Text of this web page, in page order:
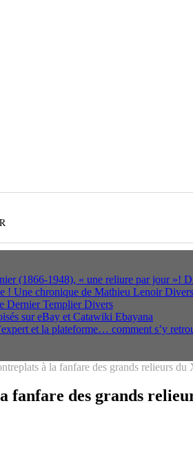
(1866-1948), « une reliure par jour »!
! Une chronique de Mathieu LenoirDivers
Dernier TemplierDivers
sur eBay et Catawiki Ebayana
et la plateforme… comment s’y
à la fanfare des grands relieurs
fanfare des grands